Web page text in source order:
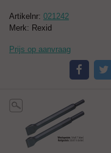
Artikelnr: 021242
Merk: Rexid
Prijs op aanvraag